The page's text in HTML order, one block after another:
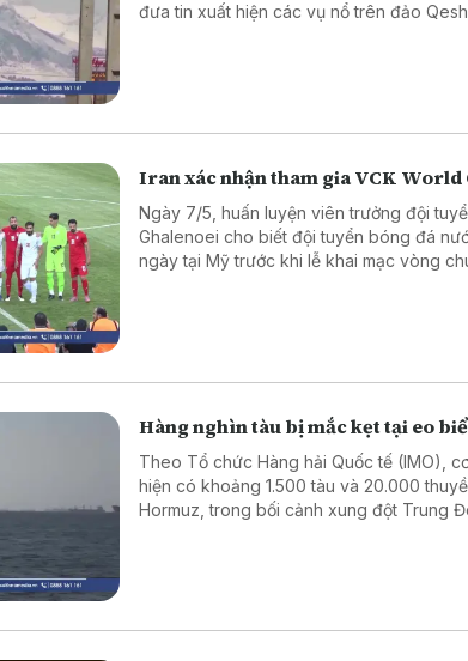
đưa tin xuất hiện các vụ nổ trên đảo
Iran xác nhận tham gia VCK World
Ngày 7/5, huấn luyện viên trưởng đội
Ghalenoei cho biết đội tuyển bóng đá
ngày tại Mỹ trước khi lễ khai mạc vòng
Hàng nghìn tàu bị mắc kẹt tại eo
Theo Tổ chức Hàng hải Quốc tế (IMO),
hiện có khoảng 1.500 tàu và 20.000
Hormuz, trong bối cảnh xung đột Trung